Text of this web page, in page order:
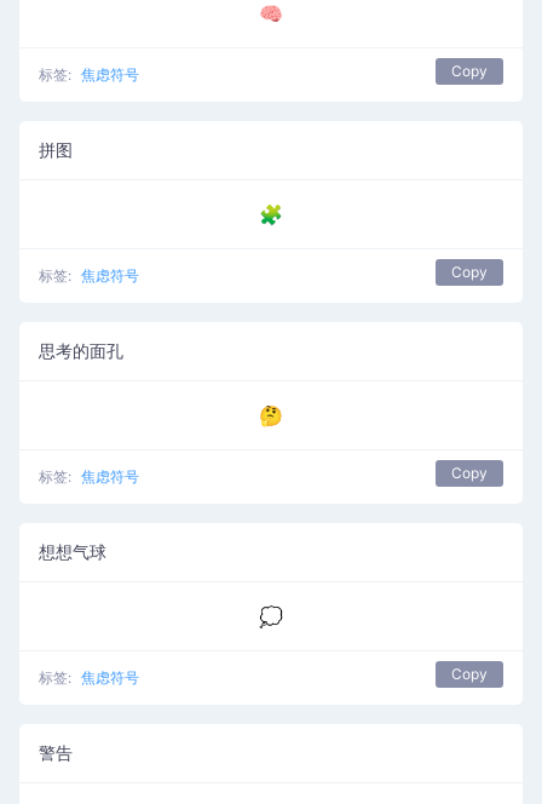
🧠
标签: 焦虑符号 Copy
拼图
🧩
标签: 焦虑符号 Copy
思考的面孔
🤔
标签: 焦虑符号 Copy
想想气球
💭
标签: 焦虑符号 Copy
警告